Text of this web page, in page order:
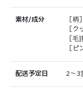
素材/成分
［
［
［毛
［
配送予定日 2～3